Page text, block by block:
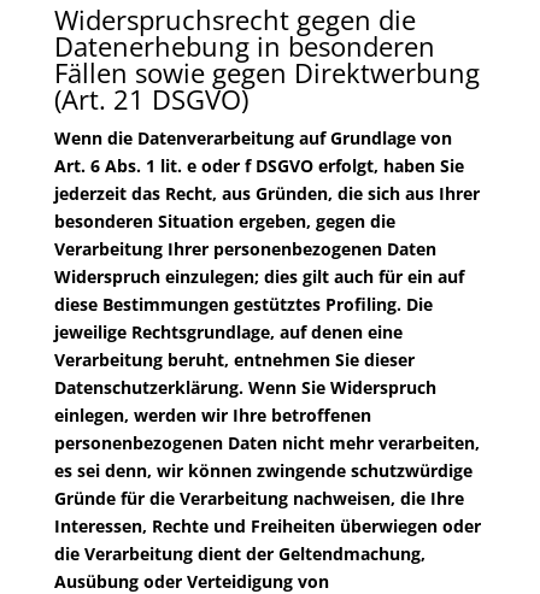
Widerspruchsrecht gegen die
Datenerhebung in besonderen
Fällen sowie gegen Direktwerbung
(Art. 21 DSGVO)
Wenn die Datenverarbeitung auf Grundlage von
Art. 6 Abs. 1 lit. e oder f DSGVO erfolgt, haben Sie
jederzeit das Recht, aus Gründen, die sich aus Ihrer
besonderen Situation ergeben, gegen die
Verarbeitung Ihrer personenbezogenen Daten
Widerspruch einzulegen; dies gilt auch für ein auf
diese Bestimmungen gestütztes Profiling. Die
jeweilige Rechtsgrundlage, auf denen eine
Verarbeitung beruht, entnehmen Sie dieser
Datenschutzerklärung. Wenn Sie Widerspruch
einlegen, werden wir Ihre betroffenen
personenbezogenen Daten nicht mehr verarbeiten,
es sei denn, wir können zwingende schutzwürdige
Gründe für die Verarbeitung nachweisen, die Ihre
Interessen, Rechte und Freiheiten überwiegen oder
die Verarbeitung dient der Geltendmachung,
Ausübung oder Verteidigung von